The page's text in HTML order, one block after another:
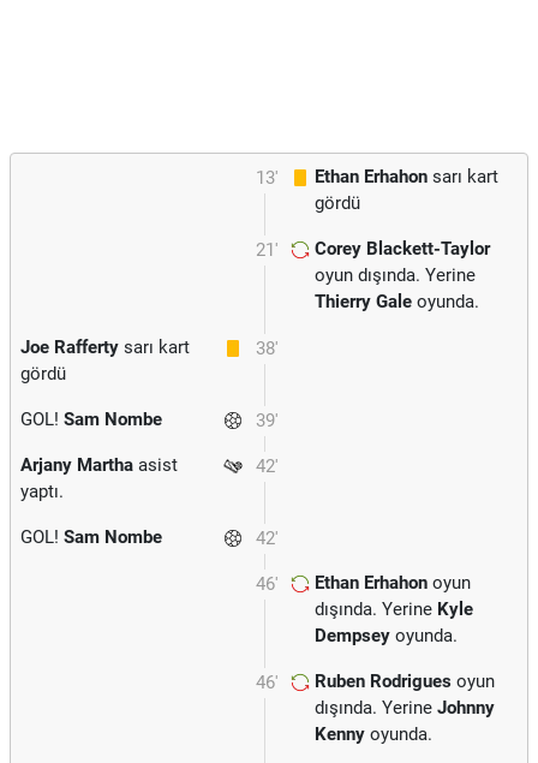
13' Ethan Erhahon sarı kart
gördü
21'
Corey Blackett-Taylor
oyun dışında. Yerine
Thierry Gale oyunda.
38'
Joe Rafferty sarı kart
gördü
39'
GOL! Sam Nombe
42'
Arjany Martha asist
yaptı.
42'
GOL! Sam Nombe
46' Ethan Erhahon oyun
dışında. Yerine Kyle
Dempsey oyunda.
46' Ruben Rodrigues oyun
dışında. Yerine Johnny
Kenny oyunda.